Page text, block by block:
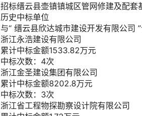
招标缙云县壶镇镇城区管网修建及配
历史中标单位
与“ 缙云县欣达城市建设开发有限公司
浙江永浩建设有限公司
累计中标金额1533.82万元
中标次数：4次
浙江金圣建设集团有限公司
累计中标金额8202.8万元
中标次数：3次
浙江省工程物探勘察设计院有限公司